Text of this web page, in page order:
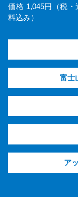
価格 1,045円（税
料込み）
富士
ア